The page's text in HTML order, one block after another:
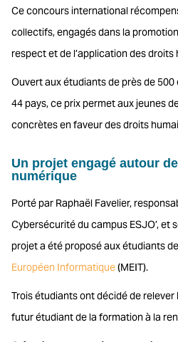
Ce concours international
collectifs, engagés dans la
respect et de l’application des droits
Ouvert aux étudiants de près de
44 pays, ce prix permet aux jeunes
concrètes en faveur des droits
Un projet engagé autour
numérique
Porté par Raphaël Favelier,
Cybersécurité du campus ESJO’, et
projet a été proposé aux étudiants
Européen Informatique(MEIT).
Trois étudiants ont décidé de relever
futur étudiant de la formation à la